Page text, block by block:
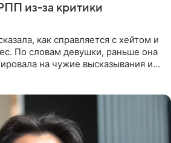
из-за критики
как справляется с хейтом и
По словам девушки, раньше она
на чужие высказывания и